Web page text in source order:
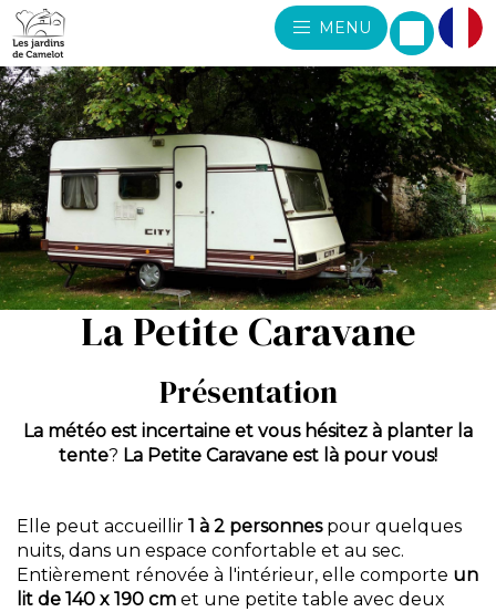
MENU
La Petite Caravane
Présentation
La météo est incertaine et vous hésitez à planter la
tente? La Petite Caravane est là pour vous!
Elle peut accueillir 1 à 2 personnespour quelques
nuits, dans un espace confortable et au sec.
Entièrement rénovée à l'intérieur, elle comporte un
lit de 140 x 190 cm et une petite table avec deux